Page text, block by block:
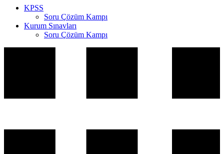
KPSS
Soru Çözüm Kampı
Kurum Sınavları
Soru Çözüm Kampı